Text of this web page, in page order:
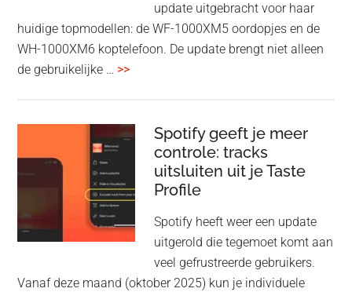
update uitgebracht voor haar
huidige topmodellen: de WF-1000XM5 oordopjes en de
WH-1000XM6 koptelefoon. De update brengt niet alleen
de gebruikelijke … >>overSony
sharing
WF-
en
1000XM6
Spotify geeft je meer
controle: tracks
uitsluiten uit je Taste
Profile
Spotify heeft weer een update
uitgerold die tegemoet komt aan
veel gefrustreerde gebruikers.
Vanaf deze maand (oktober 2025) kun je individuele